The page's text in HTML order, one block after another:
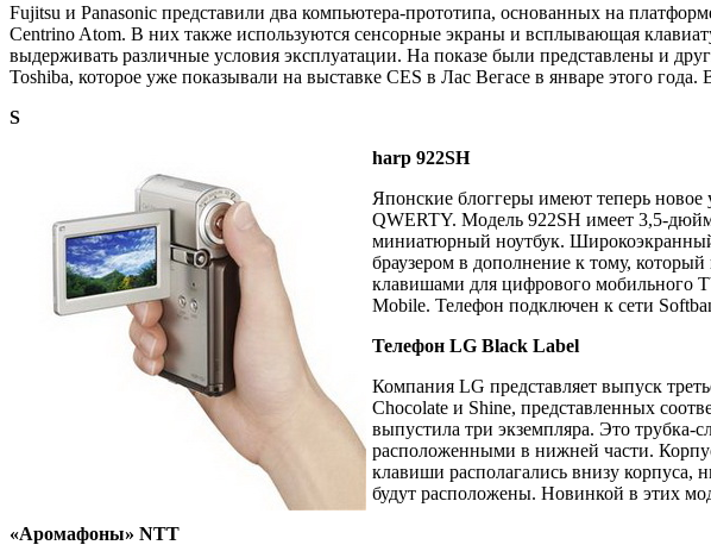
Fujitsu и Panasonic представили два компьютера-прототипа, основанных на
Centrino Atom. В них также используются сенсорные экраны и всплывающая
выдерживать различные условия эксплуатации. На показе были представлены и
Toshiba, которое уже показывали на выставке CES в Лас Вегасе в январе этого года.
S
harp 922SH
Японские блоггеры имеют теперь новое
QWERTY. Модель 922SH имеет 3,5-
миниатюрный ноутбук.
браузером в дополнение к тому,
клавишами для цифрового мобильного
Mobile. Телефон подключен к сети
Телефон LG Black Label
Компания LG представляет выпуск
Chocolate и Shine, представленных
выпустила три экземпляра. Это трубка-
расположенными в нижней части.
клавиши располагались внизу корпуса,
будут расположены. Новинкой в этих
«Аромафоны» NTT